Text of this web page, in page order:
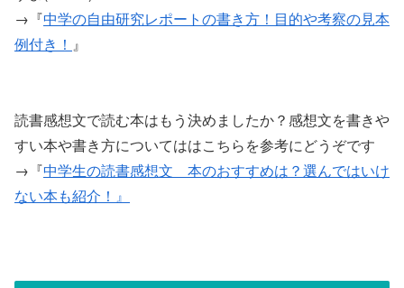
→『中学の自由研究レポートの書き方！目的や考察の見本
例付き！ 』
読書感想文で読む本はもう決めましたか？感想文を書きや
すい本や書き方についてははこちらを参考にどうぞです
→『中学生の読書感想文 本のおすすめは？選んではいけ
ない本も紹介！』